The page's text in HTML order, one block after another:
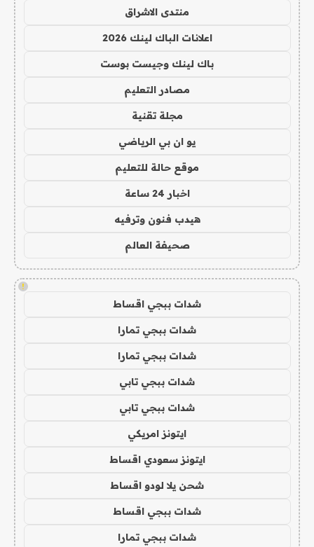
منتدى الاشراق
اعلانات الباك لينك 2026
باك لينك وجيست بوست
مصادر التعليم
مجلة تقنية
يو ان بي الرياضي
موقع حالة للتعليم
اخبار 24 ساعة
هيدب فنون وترفيه
صحيفة العالم
!
شدات ببجي اقساط
شدات ببجي تمارا
شدات ببجي تمارا
شدات ببجي تابي
شدات ببجي تابي
ايتونز امريكي
ايتونز سعودي اقساط
شحن يلا لودو اقساط
شدات ببجي اقساط
شدات ببجي تمارا